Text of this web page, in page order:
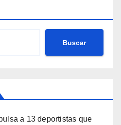
Buscar
a 13 deportistas que